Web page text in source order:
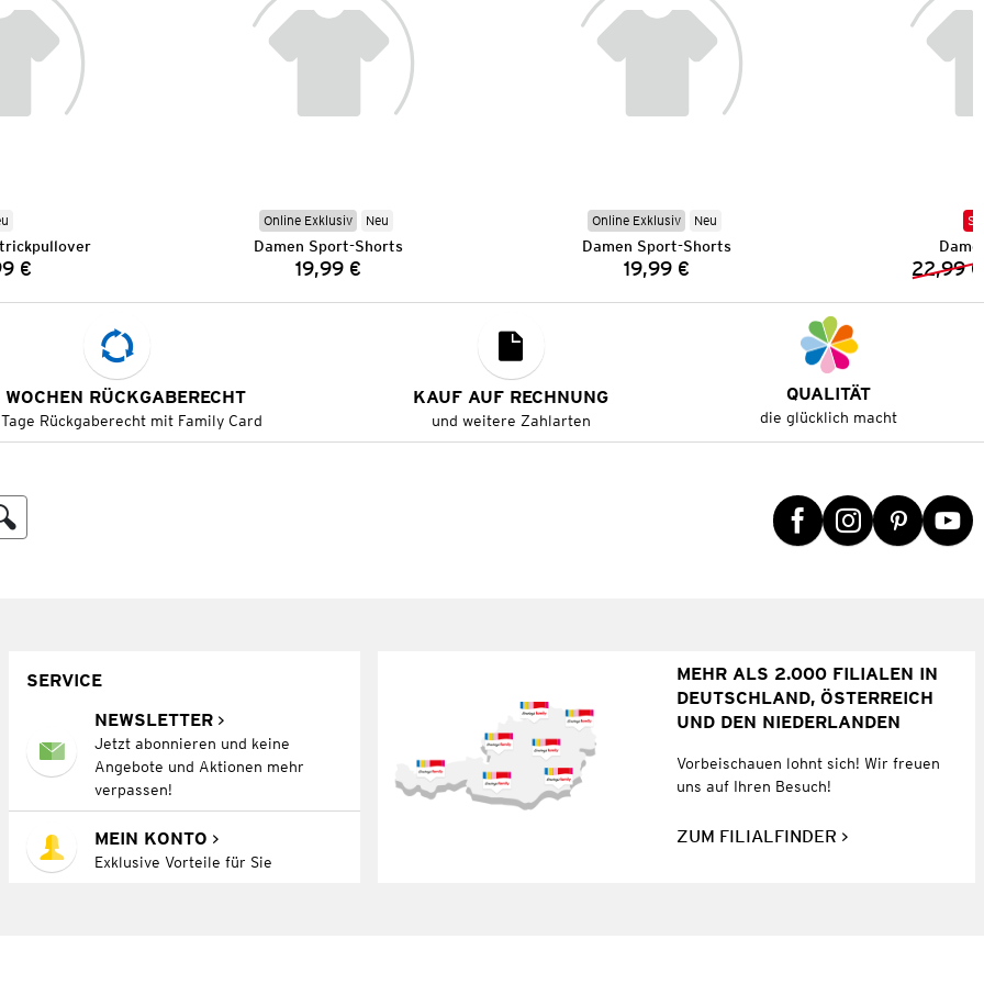
€
Online Exklusiv Neu
Damen Sport-Shorts
Preis:
19,99 €
Online Exklusiv Neu
Damen Sport-Shorts
Preis:
19,99 € 22,99 €
RÜCKGABERECHT
Rückgaberecht mit Family Card
KAUF AUF RECHNUNG
und weitere Zahlarten
QUALITÄT
die glücklich macht
SERVICE
NEWSLETTER
Jetzt abonnieren und keine
Angebote und Aktionen mehr
verpassen!
MEIN KONTO
Exklusive Vorteile für Sie
MEHR ALS 2.000 FILIALEN IN
DEUTSCHLAND, ÖSTERREICH
UND DEN NIEDERLANDEN
Vorbeischauen lohnt sich! Wir freuen
uns auf Ihren Besuch!
ZUM FILIALFINDER